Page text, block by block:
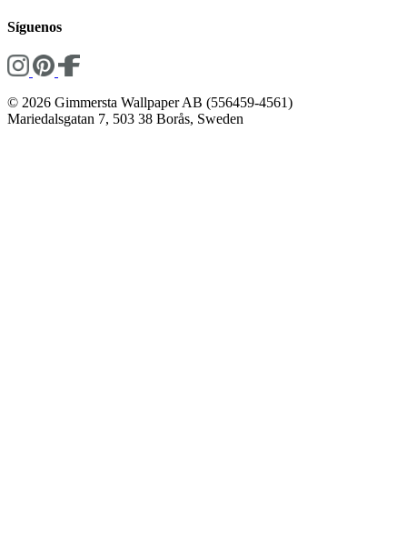
Síguenos
© 2026 Gimmersta Wallpaper AB (556459-4561)
Mariedalsgatan 7, 503 38 Borås, Sweden